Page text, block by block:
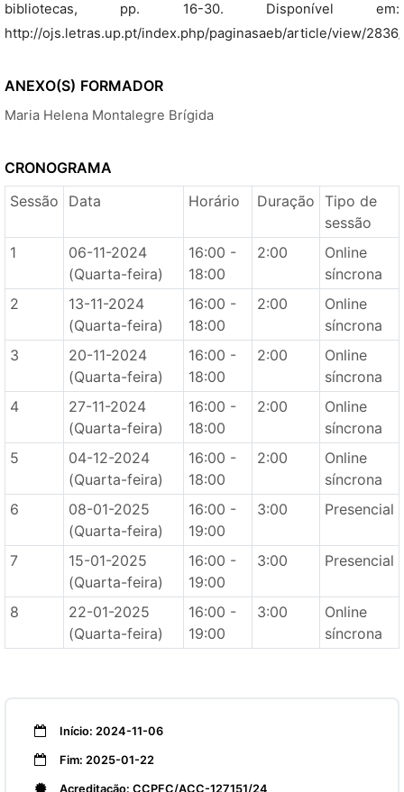
bibliotecas, pp. 16-30. Disponível em:
http://ojs.letras.up.pt/index.php/paginasaeb/article/view/
ANEXO(S) FORMADOR
Maria Helena Montalegre Brígida
CRONOGRAMA
Sessão
Data Horário Duração Tipo de
sessão
1
06-11-2024
(Quarta-feira)
16:00 -
18:00
2:00
Online
síncrona
2
13-11-2024
(Quarta-feira)
16:00 -
18:00
2:00
Online
síncrona
3
20-11-2024
(Quarta-feira)
16:00 -
18:00
2:00
Online
síncrona
4
27-11-2024
(Quarta-feira)
16:00 -
18:00
2:00
Online
síncrona
5
04-12-2024
(Quarta-feira)
16:00 -
18:00
2:00
Online
síncrona
6
08-01-2025
(Quarta-feira)
16:00 -
19:00
3:00 Presencial
7
15-01-2025
(Quarta-feira)
16:00 -
19:00
3:00 Presencial
8
22-01-2025
(Quarta-feira)
16:00 -
19:00
3:00
Online
síncrona
Início: 2024-11-06
Fim: 2025-01-22
Acreditação: CCPFC/ACC-127151/24